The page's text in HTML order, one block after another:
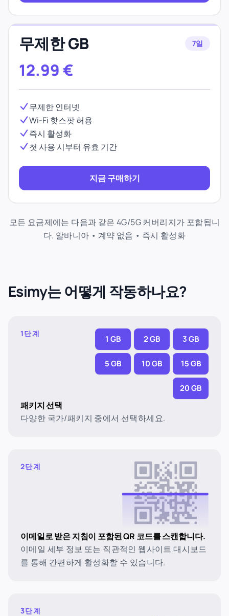
무제한 GB 7일
12.99 €
무제한 인터넷
Wi-Fi 핫스팟 허용
즉시 활성화
첫 사용 시부터 유효 기간
지금 구매하기
모든 요금제에는 다음과 같은 4G/5G 커버리지가 포함됩니
다. 알바니아 • 계약 없음 • 즉시 활성화
Esimy는 어떻게 작동하나요?
1단계
1 GB 2 GB 3 GB
5 GB 10 GB 15 GB
20 GB
패키지 선택
다양한 국가/패키지 중에서 선택하세요.
2단계
이메일로 받은 지침이 포함된 QR 코드를 스캔합니다.
이메일 세부 정보 또는 직관적인 웹사이트 대시보드
를 통해 간편하게 활성화할 수 있습니다.
3단계